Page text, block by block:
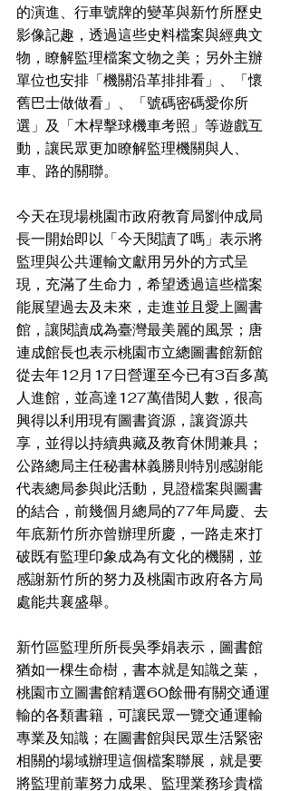
的演進、行車號牌的變革與新竹所歷史
影像記趣，透過這些史料檔案與經典文
物，瞭解監理檔案文物之美；另外主辦
單位也安排「機關沿革排排看」、「懷
舊巴士做做看」、「號碼密碼愛你所
選」及「木桿擊球機車考照」等遊戲互
動，讓民眾更加瞭解監理機關與人、
車、路的關聯。
今天在現場桃園市政府教育局劉仲成局
長一開始即以「今天閱讀了嗎」表示將
監理與公共運輸文獻用另外的方式呈
現，充滿了生命力，希望透過這些檔案
能展望過去及未來，走進並且愛上圖書
館，讓閱讀成為臺灣最美麗的風景；唐
連成館長也表示桃園市立總圖書館新館
從去年12月17日營運至今已有3百多萬
人進館，並高達127萬借閱人數，很高
興得以利用現有圖書資源，讓資源共
享，並得以持續典藏及教育休閒兼具；
公路總局主任秘書林義勝則特別感謝能
代表總局参與此活動，見證檔案與圖書
的結合，前幾個月總局的77年局慶、去
年底新竹所亦曾辦理所慶，一路走來打
破既有監理印象成為有文化的機關，並
感謝新竹所的努力及桃園市政府各方局
處能共襄盛舉。
新竹區監理所所長吳季娟表示，圖書館
猶如一棵生命樹，書本就是知識之葉，
桃園市立圖書館精選60餘冊有關交通運
輸的各類書籍，可讓民眾一覽交通運輸
專業及知識；在圖書館與民眾生活緊密
相關的場域辦理這個檔案聯展，就是要
將監理前輩努力成果、監理業務珍貴檔